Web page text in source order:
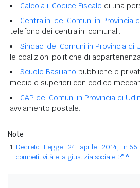
Calcola il Codice Fiscale di una
Centralini dei Comuni in Provincia
telefono dei centralini comunali.
Sindaci dei Comuni in Provincia di
le coalizioni politiche di
Scuole Basiliano pubbliche e
medie e superiori con codice
CAP dei Comuni in Provincia di
avviamento postale.
Note
Decreto Legge 24 aprile 2014,
competitività e la giustizia sociale
^